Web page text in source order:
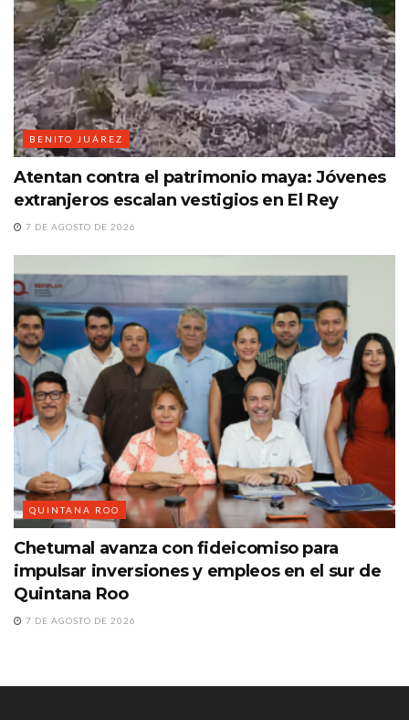
BENITO JUÁREZ
Atentan contra el patrimonio maya: Jóvenes
extranjeros escalan vestigios en El Rey
7 DE AGOSTO DE 2026
QUINTANA ROO
Chetumal avanza con fideicomiso para
impulsar inversiones y empleos en el sur de
Quintana Roo
7 DE AGOSTO DE 2026